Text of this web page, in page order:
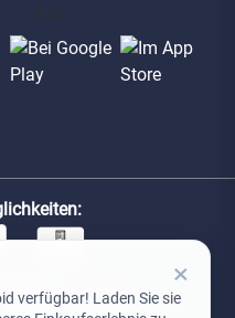
×
verfügbar! Laden Sie sie